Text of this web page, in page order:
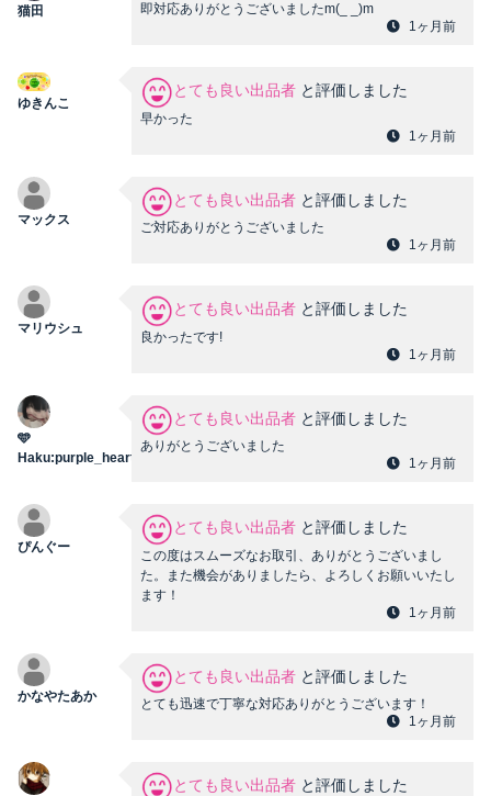
猫田
即対応ありがとうございましたm(_ _)m
1ヶ月前
ゆきんこ
とても良い出品者 と評価しました
早かった
1ヶ月前
マックス
とても良い出品者 と評価しました
ご対応ありがとうございました
1ヶ月前
マリウシュ
とても良い出品者 と評価しました
良かったです!
1ヶ月前
🩵
Haku:purple_heart:
とても良い出品者 と評価しました
ありがとうございました
1ヶ月前
ぴんぐー
とても良い出品者 と評価しました
この度はスムーズなお取引、ありがとうございまし
た。また機会がありましたら、よろしくお願いいたし
ます！
1ヶ月前
かなやたあか
とても良い出品者 と評価しました
とても迅速で丁寧な対応ありがとうございます！
1ヶ月前
とても良い出品者 と評価しました